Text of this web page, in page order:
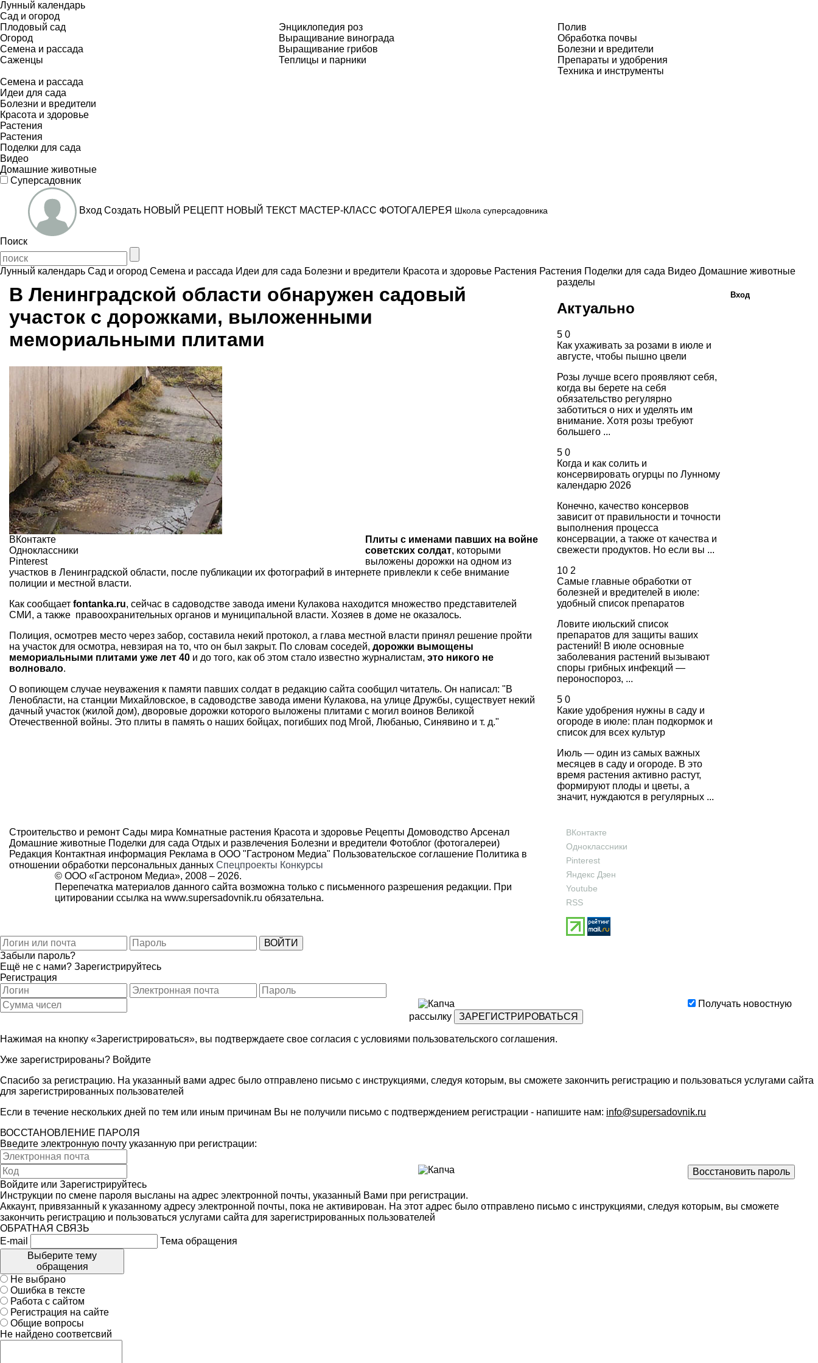
Лунный календарь
Сад и огород
Плодовый сад
Огород
Семена и рассада
Саженцы
Энциклопедия роз
Выращивание винограда
Выращивание грибов
Теплицы и парники
Полив
Обработка почвы
Болезни и вредители
Препараты и удобрения
Техника и инструменты
Семена и рассада
Идеи для сада
Болезни и вредители
Красота и здоровье
Растения
Растения
Поделки для сада
Видео
Домашние животные
Суперсадовник
Вход Создать НОВЫЙ РЕЦЕПТ НОВЫЙ ТЕКСТ МАСТЕР-КЛАСС ФОТОГАЛЕРЕЯ Школа суперсадовника
Поиск
Лунный календарь Сад и огород Семена и рассада Идеи для сада Болезни и вредители Красота и здоровье Растения Растения Поделки для сада Видео Домашние животные
В Ленинградской области обнаружен садовый
участок с дорожками, выложенными
мемориальными плитами
ВКонтакте
Одноклассники
Pinterest
Плиты с именами павших на войне
советских солдат, которыми
выложены дорожки на одном из
участков в Ленинградской области, после публикации их фотографий в интернете привлекли к себе внимание
полиции и местной власти.
Как сообщает fontanka.ru, сейчас в садоводстве завода имени Кулакова находится множество представителей
СМИ, а также правоохранительных органов и муниципальной власти. Хозяев в доме не оказалось.
Полиция, осмотрев место через забор, составила некий протокол, а глава местной власти принял решение пройти
на участок для осмотра, невзирая на то, что он был закрыт. По словам соседей, дорожки вымощены
мемориальными плитами уже лет 40 и до того, как об этом стало известно журналистам, это никого не
волновало.
О вопиющем случае неуважения к памяти павших солдат в редакцию сайта сообщил читатель. Он написал: "В
Ленобласти, на станции Михайловское, в садоводстве завода имени Кулакова, на улице Дружбы, существует некий
дачный участок (жилой дом), дворовые дорожки которого выложены плитами с могил воинов Великой
Отечественной войны. Это плиты в память о наших бойцах, погибших под Мгой, Любанью, Синявино и т. д."
разделы
Актуально
5 0
Как ухаживать за розами в июле и
августе, чтобы пышно цвели
Розы лучше всего проявляют себя,
когда вы берете на себя
обязательство регулярно
заботиться о них и уделять им
внимание. Хотя розы требуют
большего ...
5 0
Когда и как солить и
консервировать огурцы по Лунному
календарю 2026
Конечно, качество консервов
зависит от правильности и точности
выполнения процесса
консервации, а также от качества и
свежести продуктов. Но если вы ...
10 2
Самые главные обработки от
болезней и вредителей в июле:
удобный список препаратов
Ловите июльский список
препаратов для защиты ваших
растений! В июле основные
заболевания растений вызывают
споры грибных инфекций —
пероноспороз, ...
5 0
Какие удобрения нужны в саду и
огороде в июле: план подкормок и
список для всех культур
Июль — один из самых важных
месяцев в саду и огороде. В это
время растения активно растут,
формируют плоды и цветы, а
значит, нуждаются в регулярных ...
Строительство и ремонт Сады мира Комнатные растения Красота и здоровье Рецепты Домоводство Арсенал
Домашние животные Поделки для сада Отдых и развлечения Болезни и вредители Фотоблог (фотогалереи)
Редакция Контактная информация Реклама в ООО "Гастроном Медиа" Пользовательское соглашение Политика в
отношении обработки персональных данных Спецпроекты Конкурсы
© ООО «Гастроном Медиа», 2008 – 2026.
Перепечатка материалов данного сайта возможна только с письменного разрешения редакции. При
цитировании ссылка на www.supersadovnik.ru обязательна.
ВКонтакте
Одноклассники
Pinterest
Яндекс Дзен
Youtube
RSS
Вход
Забыли пароль?
Ещё не с нами? Зарегистрируйтесь
Регистрация
Получать новостную
рассылку
Нажимая на кнопку «Зарегистрироваться», вы подтверждаете свое согласия с условиями пользовательского соглашения.
Уже зарегистрированы? Войдите
Спасибо за регистрацию. На указанный вами адрес было отправлено письмо с инструкциями, следуя которым, вы сможете закончить регистрацию и пользоваться услугами сайта
для зарегистрированных пользователей
Если в течение нескольких дней по тем или иным причинам Вы не получили письмо с подтверждением регистрации - напишите нам: info@supersadovnik.ru
ВОССТАНОВЛЕНИЕ ПАРОЛЯ
Введите электронную почту указанную при регистрации:
Войдите или Зарегистрируйтесь
Инструкции по смене пароля высланы на адрес электронной почты, указанный Вами при регистрации.
Аккаунт, привязанный к указанному адресу электронной почты, пока не активирован. На этот адрес было отправлено письмо с инструкциями, следуя которым, вы сможете
закончить регистрацию и пользоваться услугами сайта для зарегистрированных пользователей
ОБРАТНАЯ СВЯЗЬ
E-mail
Тема обращения
Выберите тему
обращения
Не выбрано
Ошибка в тексте
Работа с сайтом
Регистрация на сайте
Общие вопросы
Не найдено соответсвий